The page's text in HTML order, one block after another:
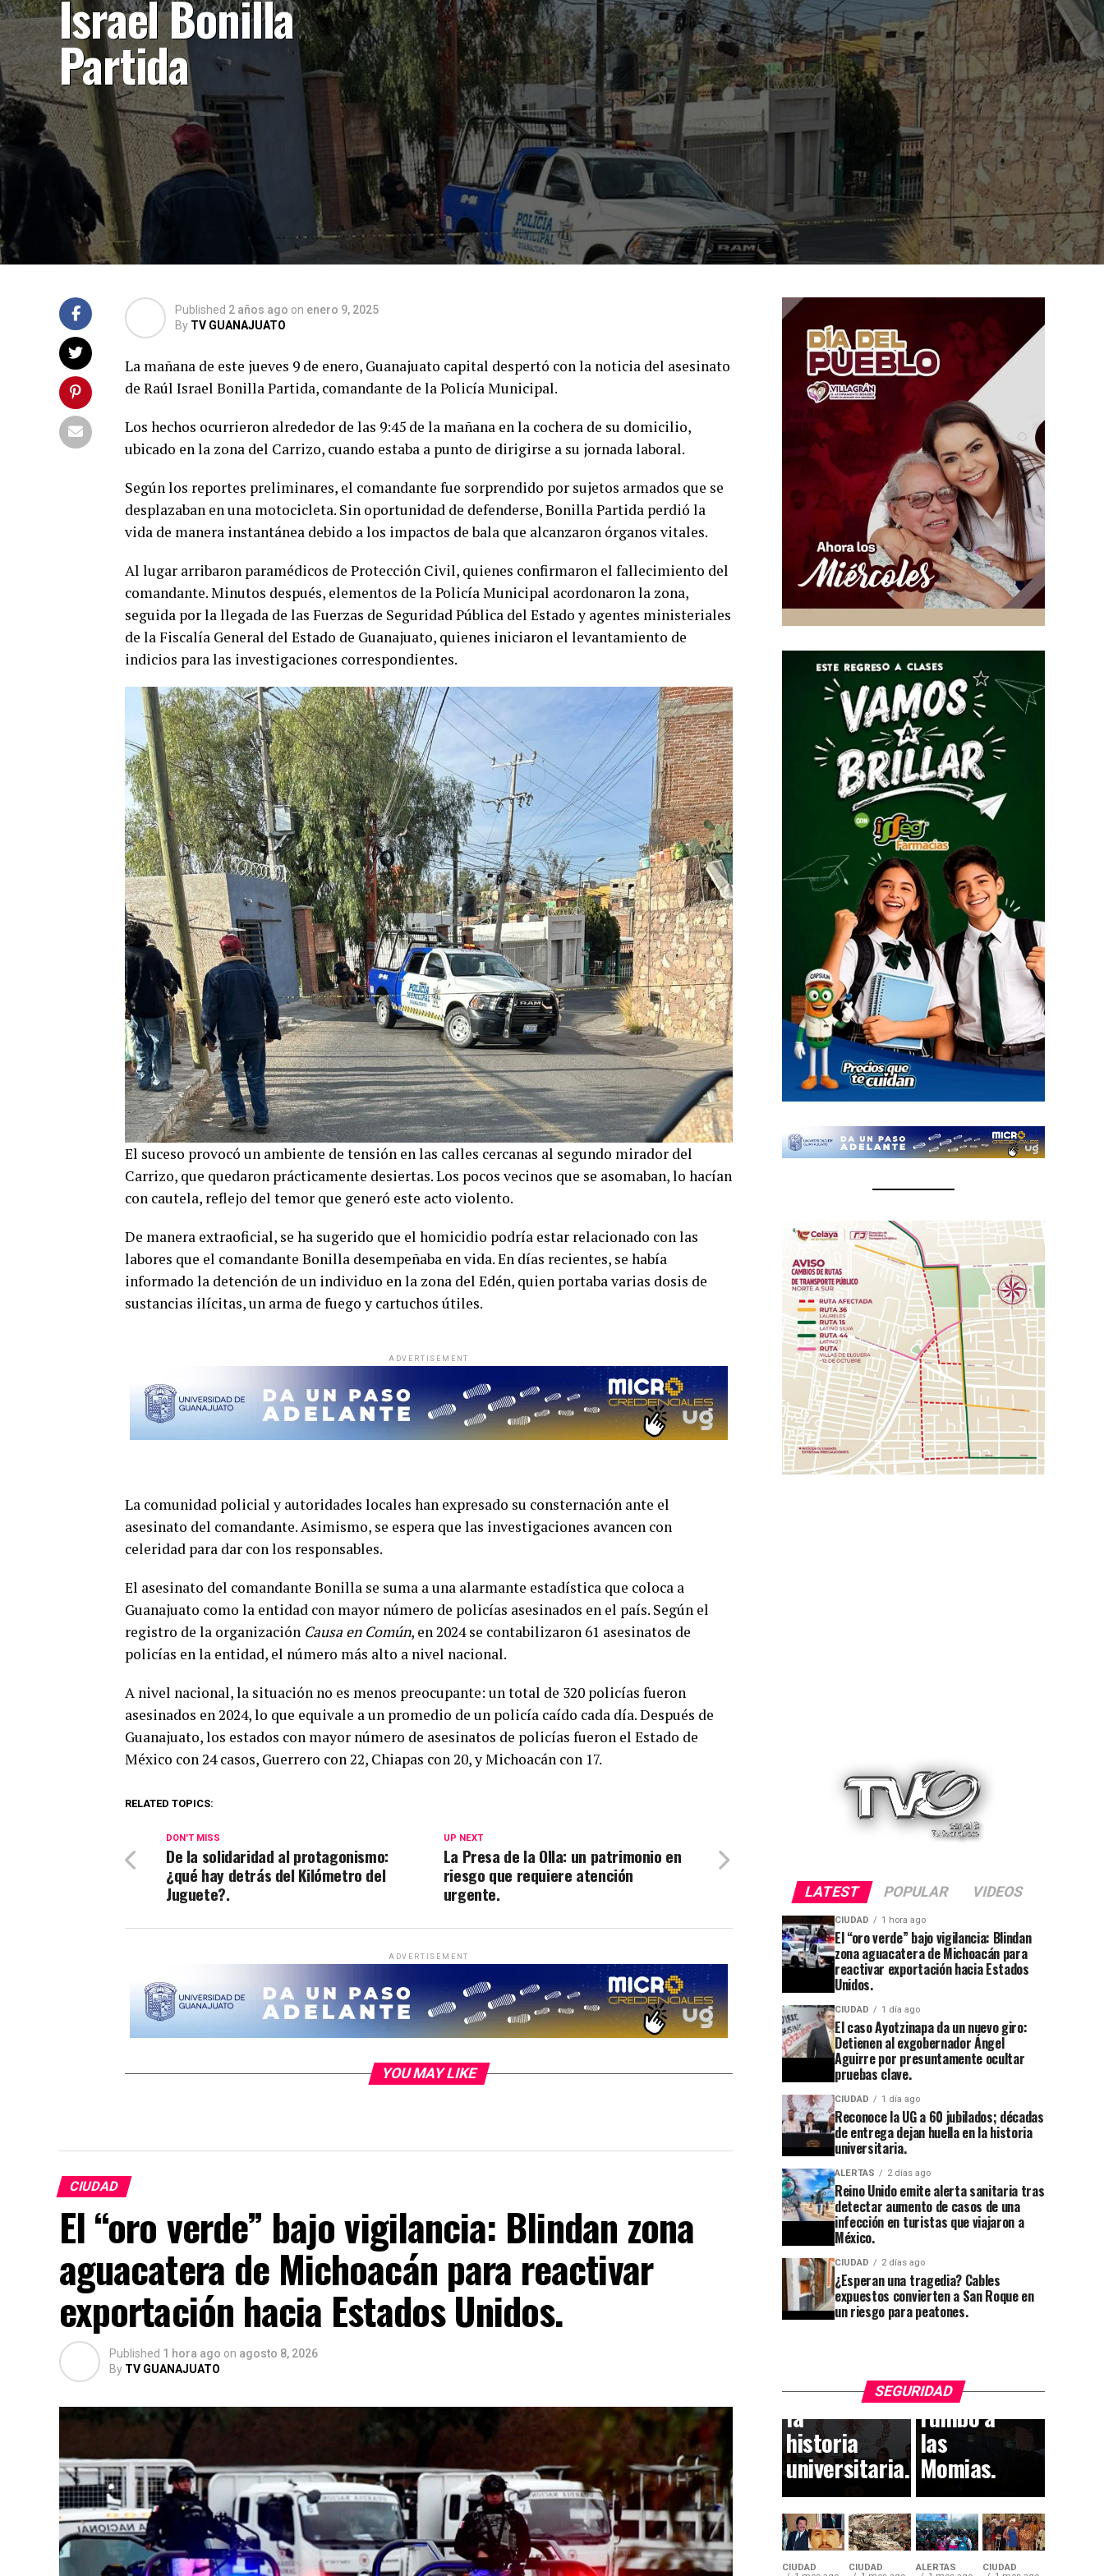
Israel Bonilla
Partida
Published 2 años ago on enero 9, 2025
By TV GUANAJUATO
La mañana de este jueves 9 de enero, Guanajuato capital despertó con la noticia del asesinato
de Raúl Israel Bonilla Partida, comandante de la Policía Municipal.
Los hechos ocurrieron alrededor de las 9:45 de la mañana en la cochera de su domicilio,
ubicado en la zona del Carrizo, cuando estaba a punto de dirigirse a su jornada laboral.
Según los reportes preliminares, el comandante fue sorprendido por sujetos armados que se
desplazaban en una motocicleta. Sin oportunidad de defenderse, Bonilla Partida perdió la
vida de manera instantánea debido a los impactos de bala que alcanzaron órganos vitales.
Al lugar arribaron paramédicos de Protección Civil, quienes confirmaron el fallecimiento del
comandante. Minutos después, elementos de la Policía Municipal acordonaron la zona,
seguida por la llegada de las Fuerzas de Seguridad Pública del Estado y agentes ministeriales
de la Fiscalía General del Estado de Guanajuato, quienes iniciaron el levantamiento de
indicios para las investigaciones correspondientes.
El suceso provocó un ambiente de tensión en las calles cercanas al segundo mirador del
Carrizo, que quedaron prácticamente desiertas. Los pocos vecinos que se asomaban, lo hacían
con cautela, reflejo del temor que generó este acto violento.
De manera extraoficial, se ha sugerido que el homicidio podría estar relacionado con las
labores que el comandante Bonilla desempeñaba en vida. En días recientes, se había
informado la detención de un individuo en la zona del Edén, quien portaba varias dosis de
sustancias ilícitas, un arma de fuego y cartuchos útiles.
ADVERTISEMENT
La comunidad policial y autoridades locales han expresado su consternación ante el
asesinato del comandante. Asimismo, se espera que las investigaciones avancen con
celeridad para dar con los responsables.
El asesinato del comandante Bonilla se suma a una alarmante estadística que coloca a
Guanajuato como la entidad con mayor número de policías asesinados en el país. Según el
registro de la organización Causa en Común, en 2024 se contabilizaron 61 asesinatos de
policías en la entidad, el número más alto a nivel nacional.
A nivel nacional, la situación no es menos preocupante: un total de 320 policías fueron
asesinados en 2024, lo que equivale a un promedio de un policía caído cada día. Después de
Guanajuato, los estados con mayor número de asesinatos de policías fueron el Estado de
México con 24 casos, Guerrero con 22, Chiapas con 20, y Michoacán con 17.
RELATED TOPICS:
UP NEXT
La Presa de la Olla: un patrimonio en
riesgo que requiere atención
urgente.
DON'T MISS
De la solidaridad al protagonismo:
¿qué hay detrás del Kilómetro del
Juguete?.
ADVERTISEMENT
YOU MAY LIKE
CIUDAD
El “oro verde” bajo vigilancia: Blindan zona
aguacatera de Michoacán para reactivar
exportación hacia Estados Unidos.
Published 1 hora ago on agosto 8, 2026
By TV GUANAJUATO
LATEST POPULAR VIDEOS
CIUDAD 1 hora ago
El “oro verde” bajo vigilancia: Blindan
zona aguacatera de Michoacán para
reactivar exportación hacia Estados
Unidos.
CIUDAD 1 día ago
El caso Ayotzinapa da un nuevo giro:
Detienen al exgobernador Ángel
Aguirre por presuntamente ocultar
pruebas clave.
CIUDAD 1 día ago
Reconoce la UG a 60 jubilados; décadas
de entrega dejan huella en la historia
universitaria.
ALERTAS 2 días ago
Reino Unido emite alerta sanitaria tras
detectar aumento de casos de una
infección en turistas que viajaron a
México.
CIUDAD 2 días ago
¿Esperan una tragedia? Cables
expuestos convierten a San Roque en
un riesgo para peatones.
SEGURIDAD
Reconoce
la UG a
60
jubilados;
décadas
de
huella en
la
historia
universitaria.
CIUDAD 1 semana ago
Guanajuato
se
apaga:
denuncian
abandono
en
Cuesta
callejón
rumbo a
las
Momias.
CIUDAD
CIUDAD
ALERTAS
CIUDAD